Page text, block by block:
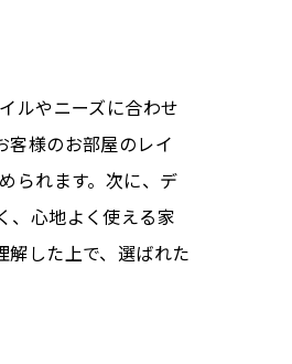
ルやニーズに合わせ
客様のお部屋のレイ
られます。次に、デ
、心地よく使える家
解した上で、選ばれた